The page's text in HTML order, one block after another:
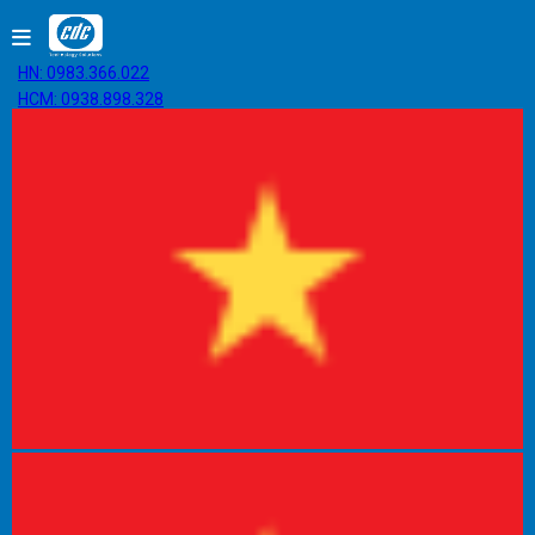
HN: 0983.366.022
HCM: 0938.898.328